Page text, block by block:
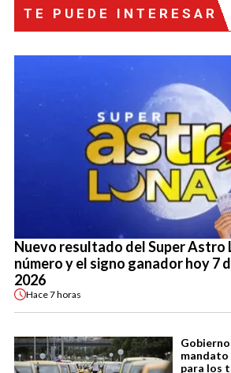
TE PUEDE INTERESAR
Nuevo resultado del Super Astro
número y el signo ganador hoy 7
2026
Hace7 horas
mandato
para los